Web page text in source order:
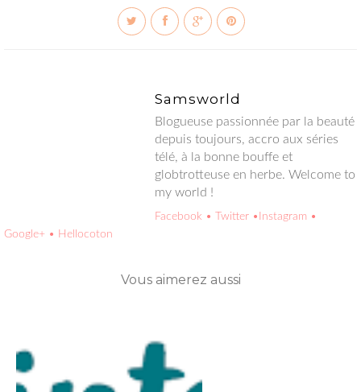
Samsworld
Blogueuse passionnée par la beauté
depuis toujours, accro aux séries
télé, à la bonne bouffe et
globtrotteuse en herbe. Welcome to
my world !
Facebook • Twitter •Instagram •
Google+ • Hellocoton
Vous aimerez aussi